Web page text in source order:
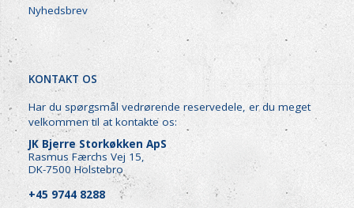
Nyhedsbrev
KONTAKT OS
Har du spørgsmål vedrørende reservedele, er du meget
velkommen til at kontakte os:
JK Bjerre Storkøkken ApS
Rasmus Færchs Vej 15,
DK-7500 Holstebro
+45 9744 8288